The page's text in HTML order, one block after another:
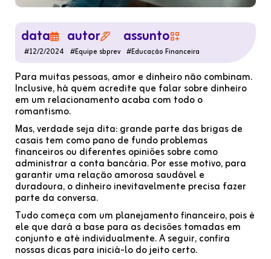
data
#12/2/2024
autor
#Equipe sbprev
assunto
#Educação Financeira
Para muitas pessoas, amor e dinheiro não combinam.
Inclusive, há quem acredite que falar sobre dinheiro
em um relacionamento acaba com todo o
romantismo.
Mas, verdade seja dita: grande parte das brigas de
casais tem como pano de fundo problemas
financeiros ou diferentes opiniões sobre como
administrar a conta bancária. Por esse motivo, para
garantir uma relação amorosa saudável e
duradoura, o dinheiro inevitavelmente precisa fazer
parte da conversa.
Tudo começa com um planejamento financeiro, pois é
ele que dará a base para as decisões tomadas em
conjunto e até individualmente. A seguir, confira
nossas dicas para iniciá-lo do jeito certo.